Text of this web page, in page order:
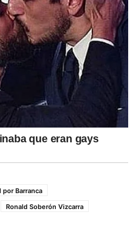
Barranca
Ronald Soberón Vizcarra